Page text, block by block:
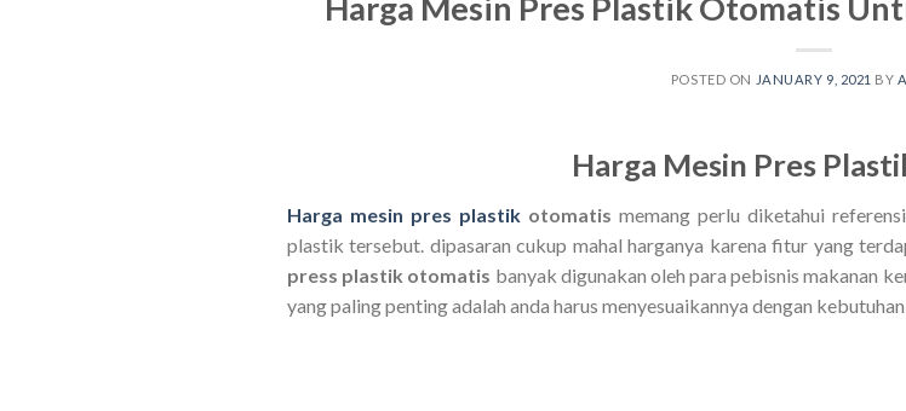
POSTED ON JANUARY 9, 2021 BY
Harga Mesin Pres
Harga mesin pres plastik otomatis memang perlu diketahui
plastik tersebut. dipasaran cukup mahal harganya karena fitur yang
press plastik otomatis banyak digunakan oleh para pebisnis makanan
yang paling penting adalah anda harus menyesuaikannya dengan